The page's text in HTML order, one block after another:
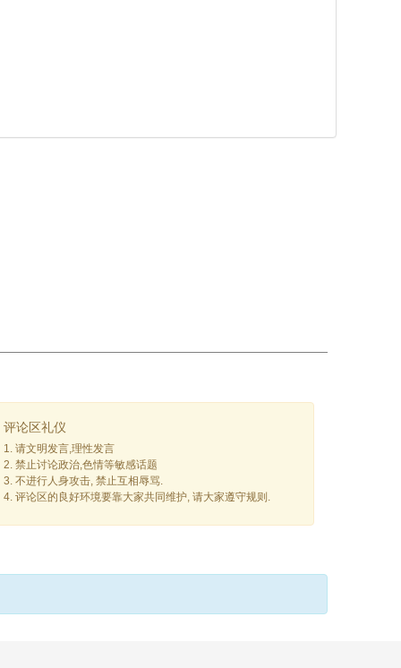
评论区礼仪
1. 请文明发言,理性发言
2. 禁止讨论政治,色情等敏感话题
3. 不进行人身攻击, 禁止互相辱骂.
4. 评论区的良好环境要靠大家共同维护, 请大家遵守规则.